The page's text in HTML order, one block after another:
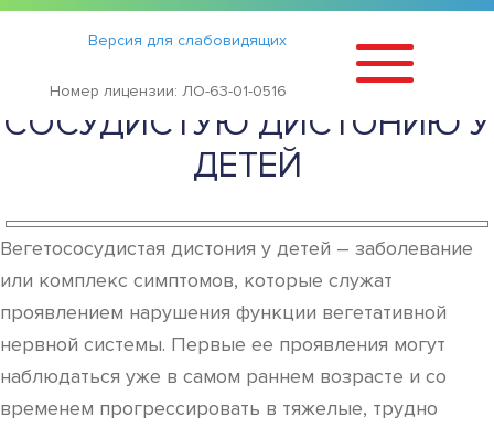
Версия для слабовидящих
Номер лицензии: ЛО-63-01-0516
Статьи ›
ЧЕМ ЛЕЧИТЬ ВЕГЕТО
СОСУДИСТУЮ ДИСТОНИЮ У
ДЕТЕЙ
Вегетососудистая дистония у детей – заболевание
или комплекс симптомов, которые служат
проявлением нарушения функции вегетативной
нервной системы. Первые ее проявления могут
наблюдаться уже в самом раннем возрасте и со
временем прогрессировать в тяжелые, трудно